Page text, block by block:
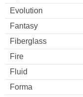
Evolution
Fantasy
Fiberglass
Fire
Fluid
Forma